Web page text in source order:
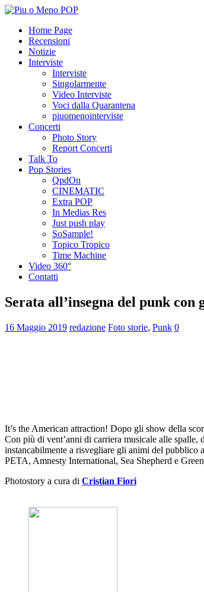
Home Page
Recensioni
Notizie
Interviste
Interviste
Singolarmente
Video Interviste
Voci dalla Quarantena
piuomenointerviste
Concerti
Photo Story
Report Concerti
Talk To
Pop Stories
QpdOn
CINEMATIC
Extra POP
In Medias Res
Just push play
SoSample!
Topico Tropico
Time Machine
Video 360°
Contatti
Serata all’insegna del punk
16 Maggio 2019 redazione Foto storie, Punk 0
It’s the American attraction! Dopo gli show della
Con più di vent’anni di carriera musicale alle
instancabilmente a risvegliare gli animi del pubblico
PETA, Amnesty International, Sea Shepherd e
Photostory a cura di Cristian Fiori